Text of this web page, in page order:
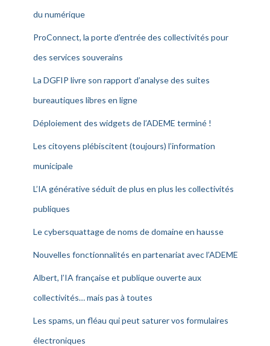
du numérique
ProConnect, la porte d’entrée des collectivités pour
des services souverains
La DGFIP livre son rapport d’analyse des suites
bureautiques libres en ligne
Déploiement des widgets de l’ADEME terminé !
Les citoyens plébiscitent (toujours) l’information
municipale
L’IA générative séduit de plus en plus les collectivités
publiques
Le cybersquattage de noms de domaine en hausse
Nouvelles fonctionnalités en partenariat avec l’ADEME
Albert, l’IA française et publique ouverte aux
collectivités… mais pas à toutes
Les spams, un fléau qui peut saturer vos formulaires
électroniques